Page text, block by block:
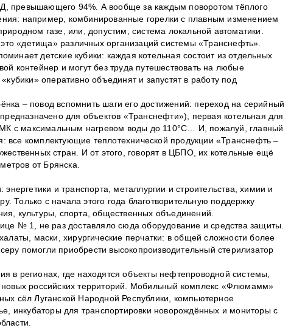
превышающего 94%. А вообще за каждым поворотом тёплого
например, комбинированные горелки с плавным изменением
газе, или, допустим, система локальной автоматики.
«детища» различных организаций системы «Транснефть».
детские кубики: каждая котельная состоит из отдельных
контейнер и могут без труда путешествовать на любые
оперативно объединят и запустят в работу под
– повод вспомнить шаги его достижений: переход на серийный
для объектов «Транснефти»), первая котельная для
с максимальным нагревом воды до 110°С… И, пожалуй, главный
комплектующие теплотехнической продукции «Транснефть –
стран. И от этого, говорят в ЦБПО, их котельные ещё
от Брянска.
и транспорта, металлургии и строительства, химии и
с начала этого года благотворительную поддержку
культуры, спорта, общественных объединений.
№ 1, не раз доставляло сюда оборудование и средства защиты.
маски, хирургические перчатки: в общей сложности более
помогли приобрести высокопроизводительный стерилизатор
в регионах, где находятся объекты нефтепроводной системы,
российских территорий. Мобильный комплекс «Флюмамм»
сёл Луганской Народной Республики, компьютерное
инкубаторы для транспортировки новорождённых и мониторы с